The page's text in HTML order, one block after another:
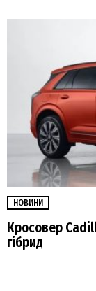
НОВИНИ
Кросовер
гібрид